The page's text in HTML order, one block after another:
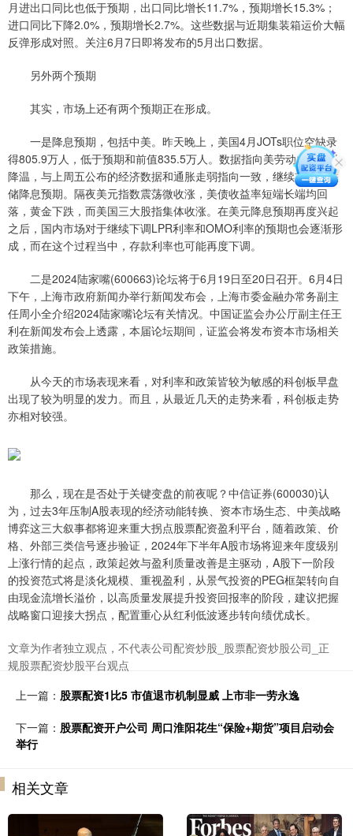
月进出口同比也低于预期，出口同比增长11.7%，预期增长15.3%；
进口同比下降2.0%，预期增长2.7%。这些数据与近期集装箱运价大幅
反弹形成对照。关注6月7日即将发布的5月出口数据。
另外两个预期
其实，市场上还有两个预期正在形成。
一是降息预期，包括中美。昨天晚上，美国4月JOTs职位空缺录
得805.9万人，低于预期和前值835.5万人。数据指向美劳动力市场的
降温，与上周五公布的经济数据和通胀走弱指向一致，继续支持美联
储降息预期。隔夜美元指数震荡微收涨，美债收益率短端长端均回
落，黄金下跌，而美国三大股指集体收涨。在美元降息预期再度兴起
之后，国内市场对于继续下调LPR利率和OMO利率的预期也会逐渐形
成，而在这个过程当中，存款利率也可能再度下调。
二是2024陆家嘴(600663)论坛将于6月19日至20日召开。6月4日
下午，上海市政府新闻办举行新闻发布会，上海市委金融办常务副主
任周小全介绍2024陆家嘴论坛有关情况。中国证监会办公厅副主任王
利在新闻发布会上透露，本届论坛期间，证监会将发布资本市场相关
政策措施。
从今天的市场表现来看，对利率和政策皆较为敏感的科创板早盘
出现了较为明显的发力。而且，从最近几天的走势来看，科创板走势
亦相对较强。
那么，现在是否处于关键变盘的前夜呢？中信证券(600030)认
为，过去3年压制A股表现的经济动能转换、资本市场生态、中美战略
博弈这三大叙事都将迎来重大拐点股票配资盈利平台，随着政策、价
格、外部三类信号逐步验证，2024年下半年A股市场将迎来年度级别
上涨行情的起点，政策起效与盈利质量改善是主驱动，A股下一阶段
的投资范式将是淡化规模、重视盈利，从景气投资的PEG框架转向自
由现金流增长溢价，以高质量发展提升投资回报率的阶段，建议把握
战略窗口迎接大拐点，配置重心从红利低波逐步转向绩优成长。
文章为作者独立观点，不代表公司配资炒股_股票配资炒股公司_正
规股票配资炒股平台观点
上一篇： 股票配资1比5 市值退市机制显威 上市非一劳永逸
下一篇： 股票配资开户公司 周口淮阳花生“保险+期货”项目启动会
举行
相关文章